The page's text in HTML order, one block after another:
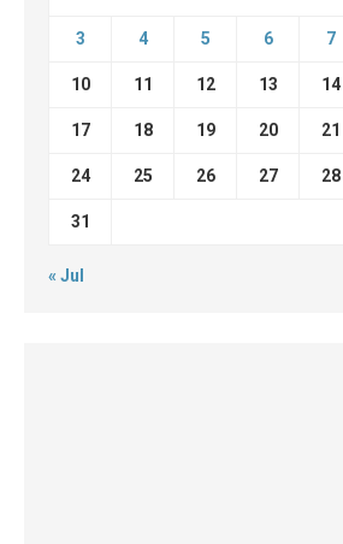
3 4 5 6 7
10 11 12 13 14
17 18 19 20 21
24 25 26 27 28
31
« Jul